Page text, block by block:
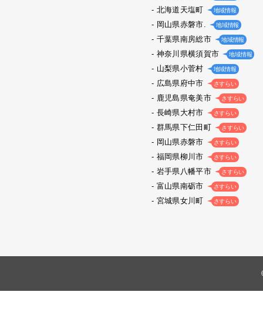
北海道天塩町 地域情報
岡山県赤磐市. 地域情報
千葉県南房総市 地域情報
神奈川県横須賀市 地域情報
山梨県小菅村 地域情報
広島県府中市 さすらい
鹿児島県奄美市 さすらい
長崎県大村市 さすらい
群馬県下仁田町 さすらい
岡山県赤磐市 さすらい
福岡県柳川市 さすらい
岩手県八幡平市 さすらい
富山県南砺市 さすらい
宮城県女川町 さすらい